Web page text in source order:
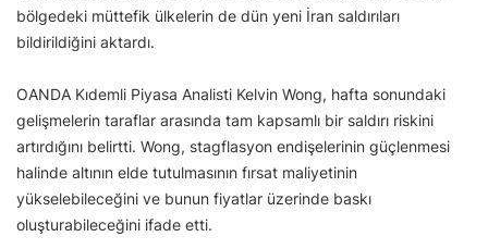
bölgedeki müttefik ülkelerin de dün yeni İran saldırıları
bildirildiğini aktardı.
OANDA Kıdemli Piyasa Analisti Kelvin Wong, hafta sonundaki
gelişmelerin taraflar arasında tam kapsamlı bir saldırı riskini
artırdığını belirtti. Wong, stagflasyon endişelerinin güçlenmesi
halinde altının elde tutulmasının fırsat maliyetinin
yükselebileceğini ve bunun fiyatlar üzerinde baskı
oluşturabileceğini ifade etti.